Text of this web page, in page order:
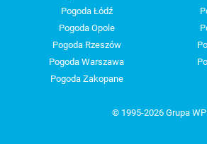
Pogoda Łódź
Pogoda Opole
Pogoda Rzeszów
Pogoda Warszawa
Pogoda Zakopane
© 1995-2026 Grupa WP